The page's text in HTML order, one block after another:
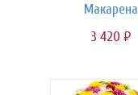
Макарена
3 420 руб.